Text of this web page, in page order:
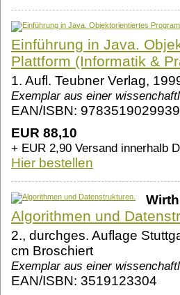
Einführung in Java.
Plattform (Informatik &
1. Aufl. Teubner Verlag,
Exemplar aus einer
EAN/ISBN: 9783519029939
EUR 88,10
+ EUR 2,90 Versand innerhalb
Hier bestellen
Algorithmen und
2., durchges. Auflage
cm Broschiert
Exemplar aus einer
EAN/ISBN: 3519123304